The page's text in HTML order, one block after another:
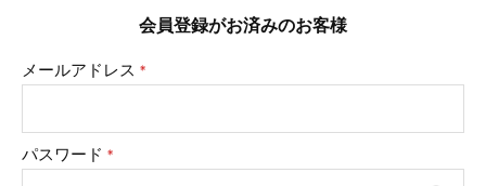
会員登録がお済みのお客様
メールアドレス
(必
パスワード
(必